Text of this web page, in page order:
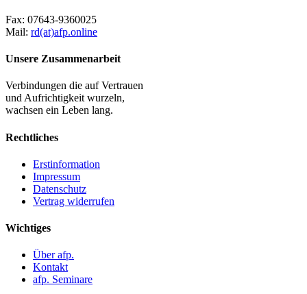
Fax: 07643-9360025
Mail: rd(at)afp.online
Unsere Zusammenarbeit
Verbindungen die auf Vertrauen
und Aufrichtigkeit wurzeln,
wachsen ein Leben lang.
Rechtliches
Erstinformation
Impressum
Datenschutz
Vertrag widerrufen
Wichtiges
Über afp.
Kontakt
afp. Seminare